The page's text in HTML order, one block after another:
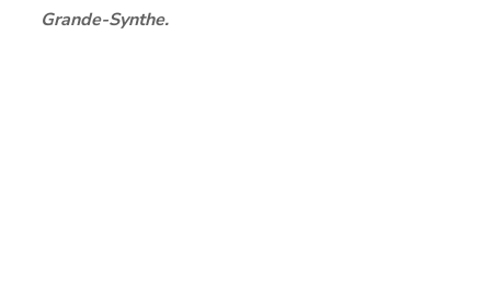
Grande-Synthe.